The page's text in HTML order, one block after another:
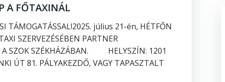
A FŐTAXINÁL
TÁMOGATÁSSAL!2025. július 21-én, HÉTFŐN
SZERVEZÉSÉBEN PARTNER
A SZOK SZÉKHÁZÁBAN. HELYSZÍN: 1201
ÚT 81. PÁLYAKEZDŐ, VAGY TAPASZTALT